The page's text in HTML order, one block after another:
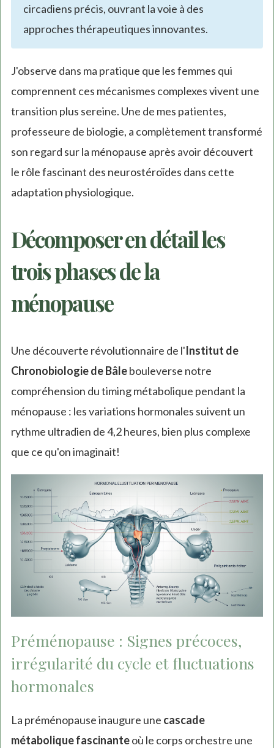
circadiens précis, ouvrant la voie à des
approches thérapeutiques innovantes.
J'observe dans ma pratique que les femmes qui
comprennent ces mécanismes complexes vivent une
transition plus sereine. Une de mes patientes,
professeure de biologie, a complètement transformé
son regard sur la ménopause après avoir découvert
le rôle fascinant des neurostéroïdes dans cette
adaptation physiologique.
Décomposer en détail les
trois phases de la
ménopause
Une découverte révolutionnaire de l'Institut de
Chronobiologie de Bâlebouleverse notre
compréhension du timing métabolique pendant la
ménopause : les variations hormonales suivent un
rythme ultradien de 4,2 heures, bien plus complexe
que ce qu'on imaginait!
Préménopause : Signes précoces,
irrégularité du cycle et fluctuations
hormonales
La préménopause inaugure une cascade
métabolique fascinanteoù le corps orchestre une